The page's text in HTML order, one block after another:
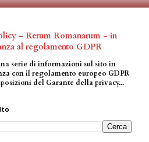
- Rerum Romanarum - in
al regolamento GDPR
serie di informazioni sul sito in
con il regolamento europeo GDPR
del Garante della privacy...